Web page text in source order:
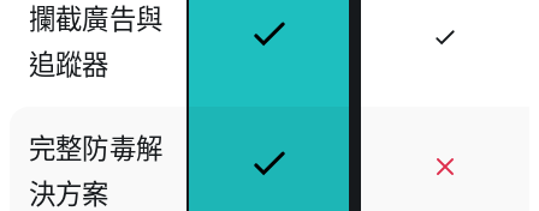
攔截廣告與
追蹤器
完整防毒解
決方案